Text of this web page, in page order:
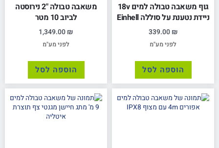
גוף משאבה טבולה למים 18v
ניידת נטענת על סוללה Einhell
339.00₪
לפני מע"מ
הוספה לסל
משאבה טבולה "2 נירוסטה
לביוב 10 מטר
1,349.00₪
לפני מע"מ
הוספה לסל